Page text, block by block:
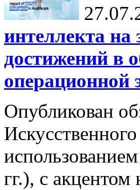
интеллекта на
достижений в
операционной
Опубликован
гг.), с